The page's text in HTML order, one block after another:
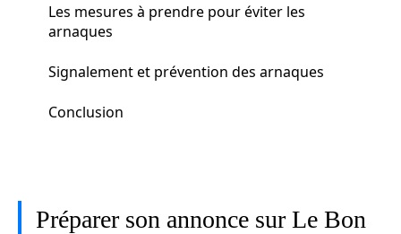
Les mesures à prendre pour éviter les
arnaques
Signalement et prévention des arnaques
Conclusion
Préparer son annonce sur Le Bon